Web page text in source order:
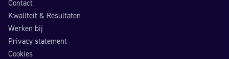
Contact
Kwaliteit & Resultaten
Werken bij
Privacy statement
Cookies